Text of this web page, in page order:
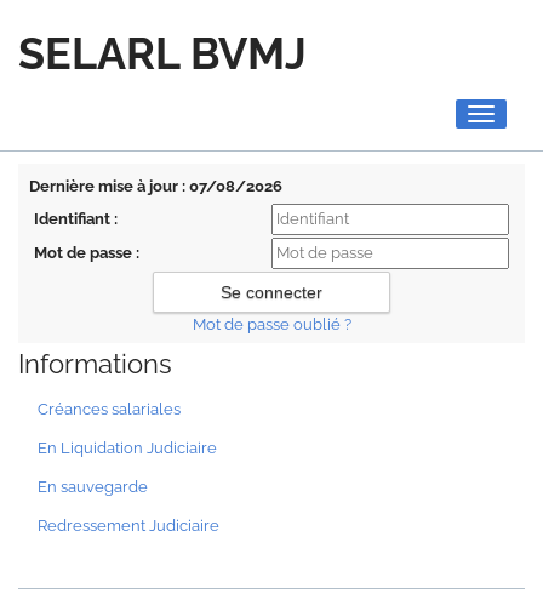
SELARL BVMJ
Toggle
Dernière mise à jour : 07/08/2026
Identifiant :
Mot de passe :
Mot de passe oublié ?
Informations
Créances salariales
En Liquidation Judiciaire
En sauvegarde
Redressement Judiciaire